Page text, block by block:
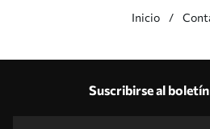
Inicio
Suscribirse al